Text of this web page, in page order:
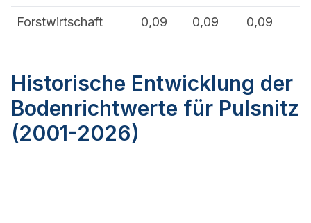
Forstwirtschaft 0,09 0,09 0,09
Historische Entwicklung der
Bodenrichtwerte für Pulsnitz
(2001-2026)